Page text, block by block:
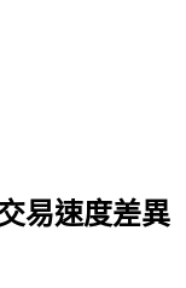
易速度差異